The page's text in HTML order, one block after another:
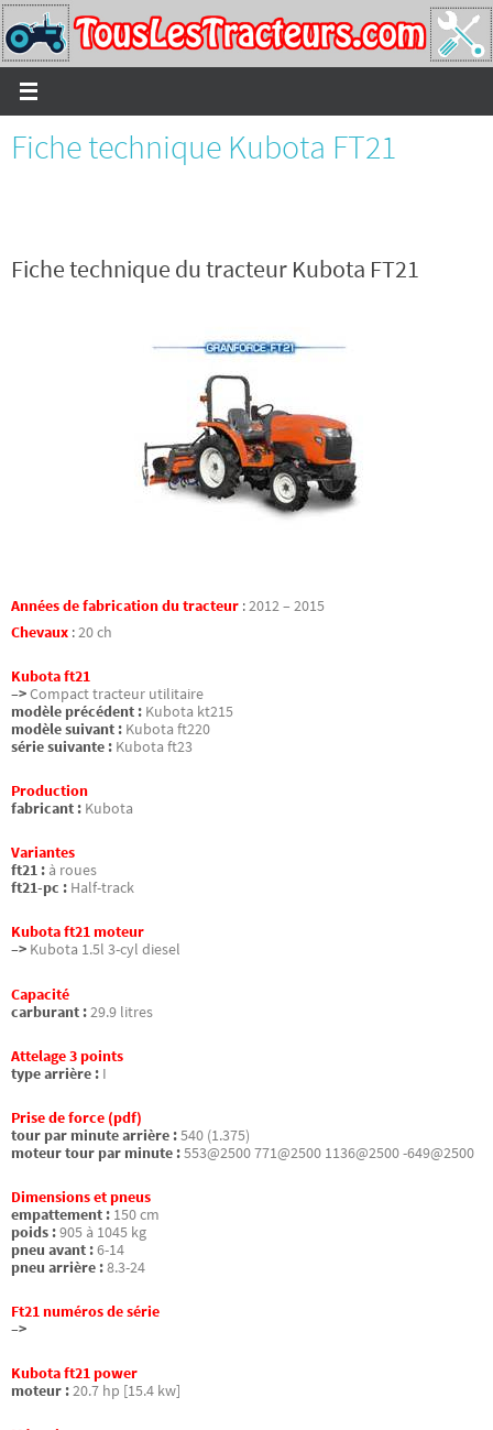
Passer
vers
le
contenu
Fiche technique Kubota FT21
Fiche technique du tracteur Kubota FT21
Années de fabrication du tracteur :2012 – 2015
Chevaux :20 ch
Kubota ft21
–>Compact tracteur utilitaire
modèle précédent : Kubota kt215
modèle suivant : Kubota ft220
série suivante : Kubota ft23
Production
fabricant : Kubota
Variantes
ft21 : à roues
ft21-pc : Half-track
Kubota ft21 moteur
–> Kubota 1.5l 3-cyl diesel
Capacité
carburant :29.9 litres
Attelage 3 points
type arrière : I
Prise de force (pdf)
tour par minute arrière :540 (1.375)
moteur tour par minute :553@2500 771@2500 1136@2500 -649@2500
Dimensions et pneus
empattement : 150 cm
poids :905 à 1045 kg
pneu avant :6-14
pneu arrière :8.3-24
Ft21 numéros de série
–>
Kubota ft21 power
moteur :20.7 hp [15.4 kw]